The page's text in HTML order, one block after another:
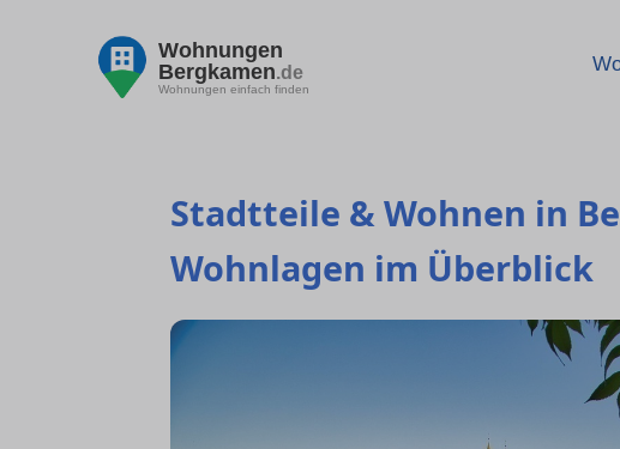
Wohnungen
Bergkamen.de
Wohnungen einfach finden
Stadtteile & Wohnen in
Wohnlagen im Überblick